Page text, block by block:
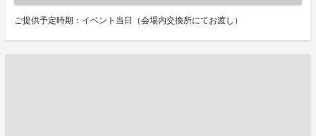
ご提供予定時期：イベント当日（会場内交換所にてお渡し）